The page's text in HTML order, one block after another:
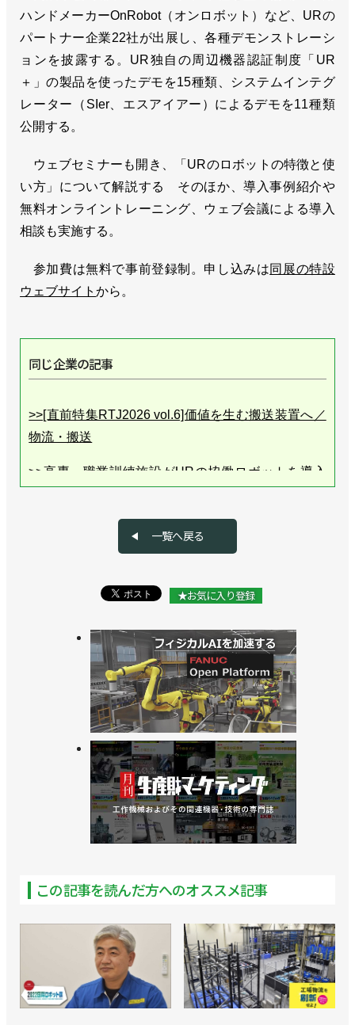
ハンドメーカーOnRobot（オンロボット）など、URの
パートナー企業22社が出展し、各種デモンストレーシ
ョンを披露する。UR独自の周辺機器認証制度「UR
＋」の製品を使ったデモを15種類、システムインテグ
レーター（SIer、エスアイアー）によるデモを11種類
公開する。
ウェブセミナーも開き、「URのロボットの特徴と使
い方」について解説する そのほか、導入事例紹介や
無料オンライントレーニング、ウェブ会議による導入
相談も実施する。
参加費は無料で事前登録制。申し込みは同展の特設
ウェブサイトから。
同じ企業の記事
>>[直前特集RTJ2026 vol.6]価値を生む搬送装置へ／
物流・搬送
>>高専・職業訓練施設がURの協働ロボットを導入
>>８kg可搬のロングリーチ仕様を発売／ユニバーサ
>>協働ロボのフェア開催、自動化の次の一手を提案
>>協働ロボットでも速い！ 新製品や新ソフトを国内
初披露／ユニバーサルロボット
>>UR史上最速の新型協働ロボットを発売／ユニバ
ーサルロボット
>>国内のサービス体制を強化、サービスハブや部品
倉庫を開設／ユニバーサルロボット
>>３社をシステムインテグレーターとして認定／ユ
ニバーサルロボット
が一堂に／ユニバーサルロボット
>>エアグリッパーとTIG溶接パッケージをUR＋に認
証／ユニバーサルロボット
>>ユーザーのロボット活用を支援するプログラムを
開始／ユニバーサルロボット
一覧へ戻る
★お気に入り登録
この記事を読んだ方へのオススメ記事